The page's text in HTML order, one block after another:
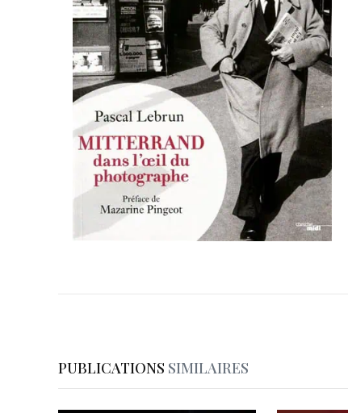
PUBLICATIONS SIMILAIRES